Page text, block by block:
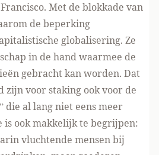
Met de blokkade van
de beperking
globalisering. Ze
in de hand waarmee de
gebracht kan worden. Dat
zijn voor staking ook voor de
die al lang niet eens meer
is ook makkelijk te begrijpen:
vluchtende mensen bij